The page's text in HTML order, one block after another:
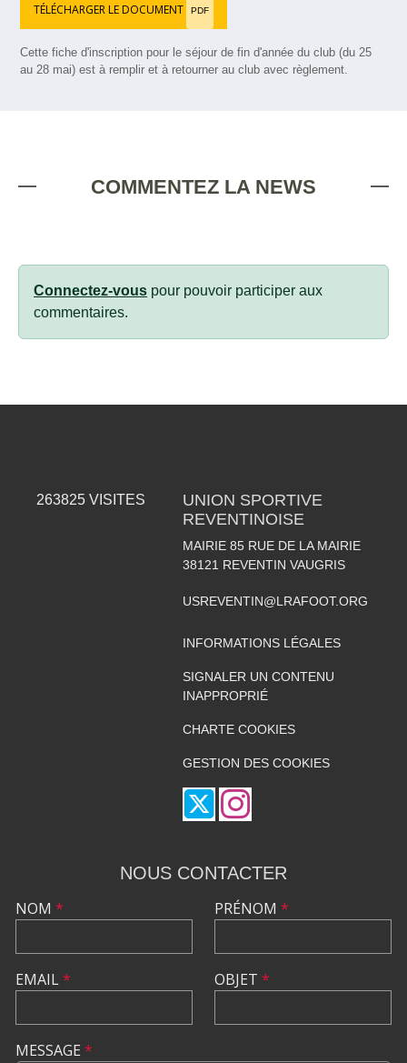
TÉLÉCHARGER LE DOCUMENT PDF
Cette fiche d'inscription pour le séjour de fin d'année du club (du 25
au 28 mai) est à remplir et à retourner au club avec règlement.
COMMENTEZ LA NEWS
Connectez-vous pour pouvoir participer aux
commentaires.
263825 VISITES
UNION SPORTIVE
REVENTINOISE
MAIRIE 85 RUE DE LA MAIRIE
38121 REVENTIN VAUGRIS
USREVENTIN@LRAFOOT.ORG
INFORMATIONS LÉGALES
SIGNALER UN CONTENU
INAPPROPRIÉ
CHARTE COOKIES
GESTION DES COOKIES
NOUS CONTACTER
NOM *
EMAIL*
PRÉNOM *
OBJET *
MESSAGE *